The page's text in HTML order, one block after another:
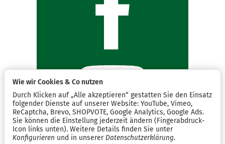
Wie wir Cookies & Co nutzen
Durch Klicken auf „Alle akzeptieren“ gestatten Sie den Einsatz
folgender Dienste auf unserer Website: YouTube, Vimeo,
ReCaptcha, Brevo, SHOPVOTE, Google Analytics, Google Ads.
Sie können die Einstellung jederzeit ändern (Fingerabdruck-
Icon links unten). Weitere Details finden Sie unter
Konfigurieren und in unserer Datenschutzerklärung.